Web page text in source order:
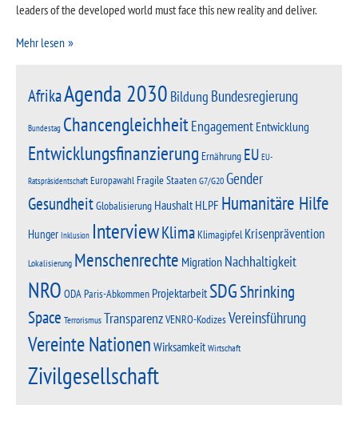
leaders of the developed world must face this new reality and deliver.
Mehr lesen
AfrikaAgenda 2030 Bildung Bundesregierung
Bundestag ChancengleichheitEngagement Entwicklung
Entwicklungsfinanzierung Ernährung EU EU-
Ratspräsidentschaft EuropawahlFragile StaatenG7/G20Gender
GesundheitGlobalisierung HaushaltHLPF Humanitäre Hilfe
Hunger Inklusion InterviewKlimaKlimagipfel Krisenprävention
Lokalisierung Menschenrechte Migration Nachhaltigkeit
NRO ODAParis-Abkommen ProjektarbeitSDGShrinking
Space TerrorismusTransparenzVENRO-KodizesVereinsführung
Vereinte Nationen Wirksamkeit Wirtschaft
Zivilgesellschaft